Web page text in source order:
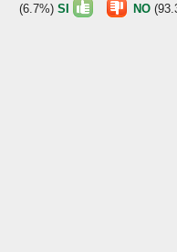
(6.7%) SI NO